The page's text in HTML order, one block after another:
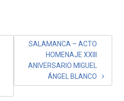
SALAMANCA – ACTO
HOMENAJE XXIII
ANIVERSARIO MIGUEL
ÁNGEL BLANCO